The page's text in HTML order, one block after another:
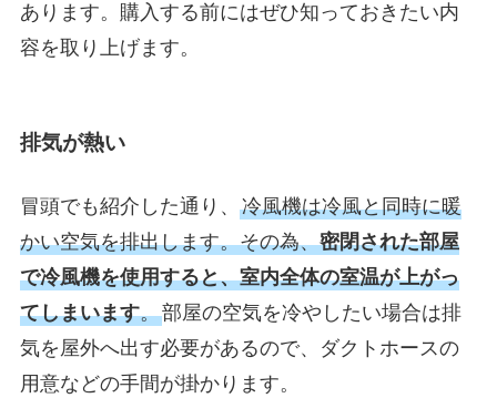
あります。購入する前にはぜひ知っておきたい内
容を取り上げます。
排気が熱い
冒頭でも紹介した通り、 冷風機は冷風と同時に暖
かい空気を排出します。その為、密閉された部屋
で冷風機を使用すると、室内全体の室温が上がっ
てしまいます。部屋の空気を冷やしたい場合は排
気を屋外へ出す必要があるので、ダクトホースの
用意などの手間が掛かります。